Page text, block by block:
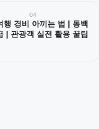
04
행 경비 아끼는 법 | 동백
| 관광객 실전 활용 꿀팁